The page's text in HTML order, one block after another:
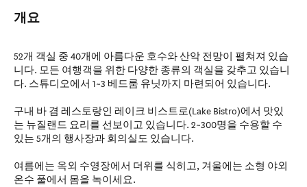
개요
52개 객실 중 40개에 아름다운 호수와 산악 전망이 펼쳐져 있습
니다. 모든 여행객을 위한 다양한 종류의 객실을 갖추고 있습니
다. 스튜디오에서 1~3 베드룸 유닛까지 마련되어 있습니다.
구내 바 겸 레스토랑인 레이크 비스트로(Lake Bistro)에서 맛있
는 뉴질랜드 요리를 선보이고 있습니다. 2~300명을 수용할 수
있는 5개의 행사장과 회의실도 있습니다.
여름에는 옥외 수영장에서 더위를 식히고, 겨울에는 소형 야외
온수 풀에서 몸을 녹이세요.